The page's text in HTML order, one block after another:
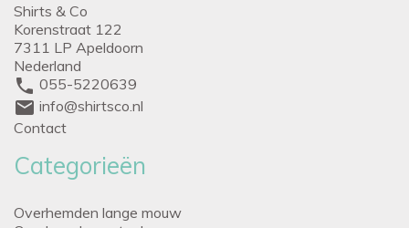
Shirts & Co
Korenstraat 122
7311 LP Apeldoorn
Nederland
phone 055-5220639
mail info@shirtsco.nl
Contact
Categorieën
Overhemden lange mouw